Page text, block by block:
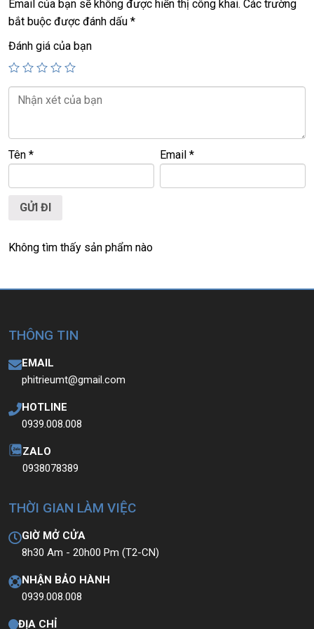
14.5tr
LAPTOP TRIỀU PHÁT – UY TÍN – CHẤT LƯỢNG – GIÁ
Website:LAPTOP TRIỀU PHÁTClick:laptop cu gia re
0938.078.389
Face. Viber. Zalo :0938.078.389
ĐC: 60/26 Đồng Đen, p.14, Tân Bình
<<< Tất cả sản phẩm Laptop Triều Phát đều được bao ra
💻LAPTOP TRIỀU PHÁT • UY TÍN • CHẤT LƯỢNG • GIÁ
Email của bạn sẽ không được hiển thị công khai. Các trường
bắt buộc được đánh dấu *
Đánh giá của bạn
Tên * Email*
Không tìm thấy sản phẩm nào
THÔNG TIN
EMAIL
phitrieumt@gmail.com
HOTLINE
0939.008.008
ZALO
0938078389
THỜI GIAN LÀM VIỆC
GIỜ MỞ CỬA
8h30 Am - 20h00 Pm (T2-CN)
NHẬN BẢO HÀNH
0939.008.008
ĐỊA CHỈ